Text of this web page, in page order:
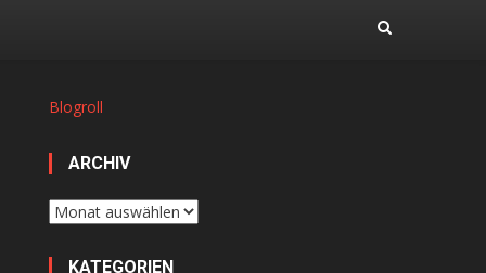
Blogroll
ARCHIV
Archiv
KATEGORIEN